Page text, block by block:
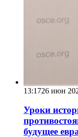
13:1726 июн
Уроки
будущее